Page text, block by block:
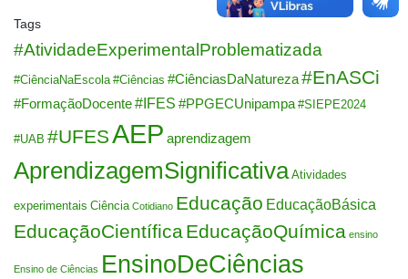
Tags
#AtividadeExperimentalProblematizada
#CiênciaNaEscola #Ciências #CiênciasDaNatureza#EnASCi
#FormaçãoDocente#IFES #PPGECUnipampa #SIEPE2024
#UAB #UFES AEP aprendizagem
AprendizagemSignificativa Atividades
experimentais Ciência Cotidiano Educação EducaçãoBásica
EducaçãoCientíficaEducaçãoQuímica ensino
Ensino de Ciências EnsinoDeCiências